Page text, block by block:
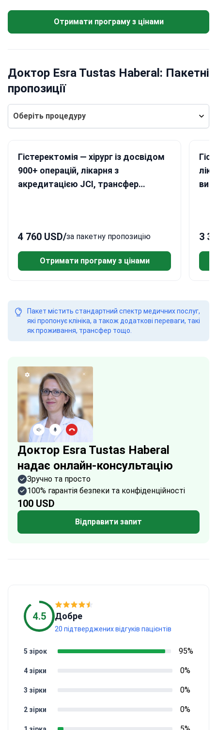
Отримати програму з цінами
Доктор Esra Tustas Haberal: Пакетні
пропозиції
Оберіть процедуру
Гістеректомія — хірург із досвідом
900+ операцій, лікарня з
акредитацією JCI, трансфер
4 760 USD/за пакетну пропозицію
Отримати програму з цінами
3
Пакет містить стандартний спектр медичних послуг,
які пропонує клініка, а також додаткові переваги, такі
як проживання, трансфер тощо.
Доктор Esra Tustas Haberal
надає онлайн-консультацію
Зручно та просто
100% гарантія безпеки та конфіденційності
100 USD
Відправити запит
4.5 Добре
20 підтверджених відгуків пацієнтів
2 зірки 0%
3 зірки 0%
4 зірки 0%
5 зірок 95%